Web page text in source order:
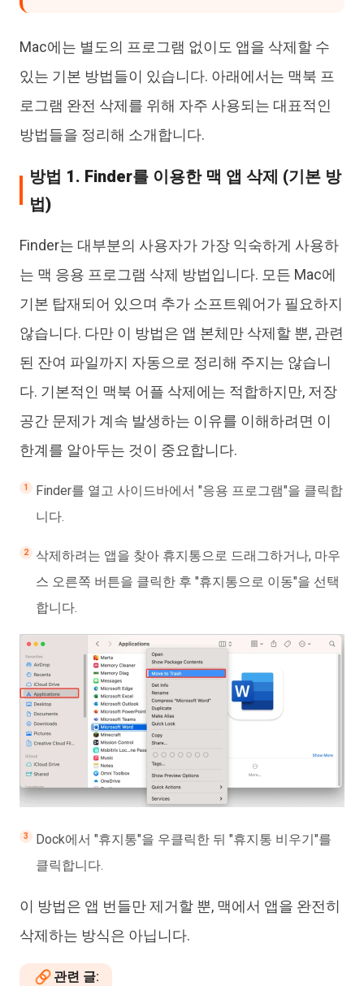
Mac에는 별도의 프로그램 없이도 앱을 삭제할 수
있는 기본 방법들이 있습니다. 아래에서는 맥북 프
로그램 완전 삭제를 위해 자주 사용되는 대표적인
방법들을 정리해 소개합니다.
방법 1. Finder를 이용한 맥 앱 삭제 (기본 방
법)
Finder는 대부분의 사용자가 가장 익숙하게 사용하
는 맥 응용 프로그램 삭제 방법입니다. 모든 Mac에
기본 탑재되어 있으며 추가 소프트웨어가 필요하지
않습니다. 다만 이 방법은 앱 본체만 삭제할 뿐, 관련
된 잔여 파일까지 자동으로 정리해 주지는 않습니
다. 기본적인 맥북 어플 삭제에는 적합하지만, 저장
공간 문제가 계속 발생하는 이유를 이해하려면 이
한계를 알아두는 것이 중요합니다.
Finder를 열고 사이드바에서 "응용 프로그램"을 클릭합
니다.
삭제하려는 앱을 찾아 휴지통으로 드래그하거나, 마우
스 오른쪽 버튼을 클릭한 후 "휴지통으로 이동"을 선택
합니다.
Dock에서 "휴지통"을 우클릭한 뒤 "휴지통 비우기"를
클릭합니다.
이 방법은 앱 번들만 제거할 뿐, 맥에서 앱을 완전히
삭제하는 방식은 아닙니다.
관련 글: